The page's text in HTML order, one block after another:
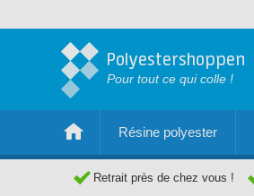
Polyestershoppen
Pour tout ce qui colle !
Résine polyester
Retrait près de chez vous !